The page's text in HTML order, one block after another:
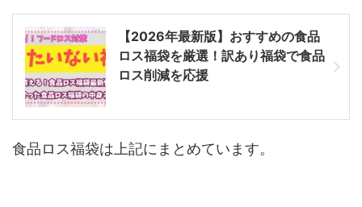
【2026年最新版】おすすめの食品
ロス福袋を厳選！訳あり福袋で食品
ロス削減を応援
食品ロス福袋は上記にまとめています。